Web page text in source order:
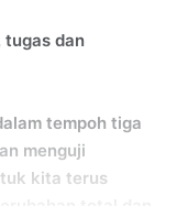
tugas dan
tempoh tiga
menguji
kita terus